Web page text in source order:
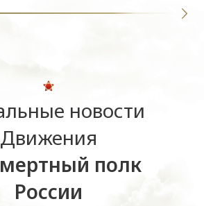
новости
Движения
полк
России